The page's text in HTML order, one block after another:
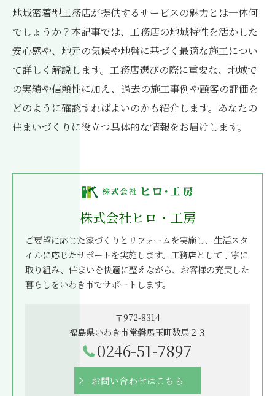
地域密着型工務店が提供するサービスの魅力とは一体何
でしょうか？本記事では、工務店の地域特性を活かした
安心感や、地元の気候や地盤に基づく最適な施工につい
て詳しく解説します。工務店選びの際に重要な、地域で
の実績や信頼性に加え、過去の施工事例や顧客の評価を
どのように確認すればよいのかも紹介します。あなたの
住まいづくりに役立つ具体的な情報をお届けします。
株式会社ヒロ・工房
ご要望に応じた家づくりとリフォームを実施し、生活スタ
イルに応じたサポートを実施します。工務店として丁寧に
取り組み、住まいを快適に整えながら、お客様の充実した
暮らしをいわき市でサポートします。
〒972-8314
福島県いわき市常磐馬玉町数馬２３
0246-51-7897
お問い合わせはこちら